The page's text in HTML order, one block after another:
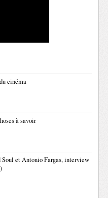
cinéma
à savoir
et Antonio Fargas, interview